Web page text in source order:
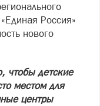
Россия»
нового
чтобы детские
местом для
центры